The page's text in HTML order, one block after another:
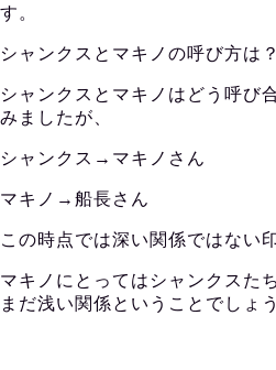
す。
シャンクスとマキノの呼び方は？
シャンクスとマキノはどう呼び
みましたが、
シャンクス→マキノさん
マキノ→船長さん
この時点では深い関係ではない
マキノにとってはシャンクスた
まだ浅い関係ということでしょ